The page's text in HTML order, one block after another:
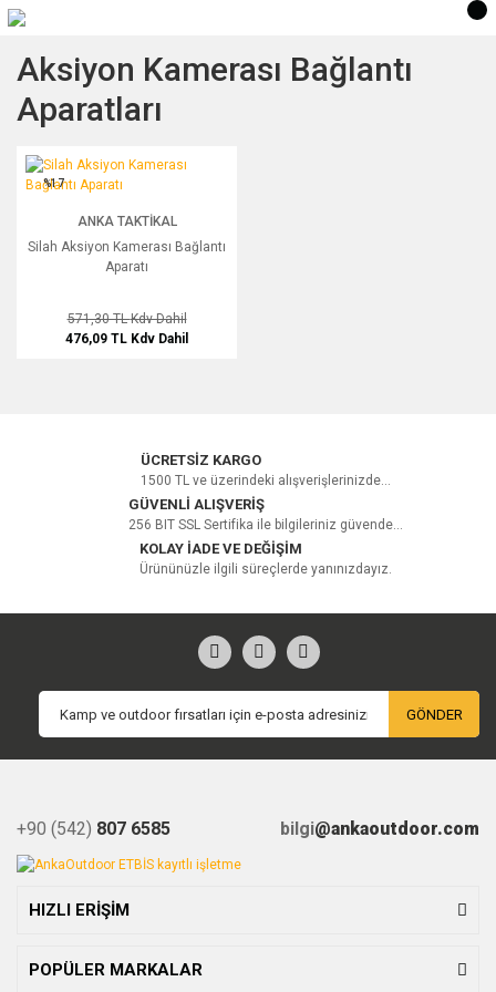
Aksiyon Kamerası Bağlantı
Aparatları
Silah Aksiyon Kamerası Bağlantı Aparatı
%17
ANKA TAKTIKAL
Silah Aksiyon Kamerası Bağlantı
Aparatı
571,30 TLKdv Dahil
476,09 TL Kdv Dahil
ÜCRETSİZ KARGO
1500 TL ve üzerindeki alışverişlerinizde...
GÜVENLİ ALIŞVERİŞ
256 BIT SSL Sertifika ile bilgileriniz güvende...
KOLAY İADE VE DEĞİŞİM
Ürününüzle ilgili süreçlerde yanınızdayız.
GÖNDER
+90 (542) 807 6585 bilgi@ankaoutdoor.com
HIZLI ERİŞİM
POPÜLER MARKALAR